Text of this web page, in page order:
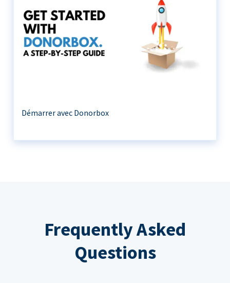
Démarrer avec Donorbox
Frequently Asked
Questions